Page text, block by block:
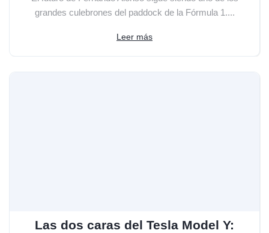
grandes culebrones del paddock de la Fórmula 1....
Leer más
Las dos caras del Tesla Model Y: